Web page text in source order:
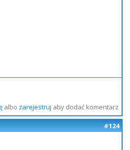
albo zarejestruj aby dodać komentarz
#124